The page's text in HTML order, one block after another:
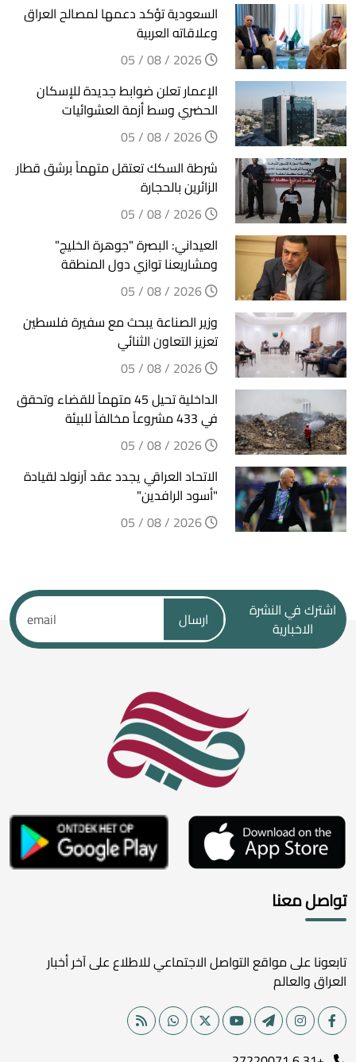
السعودية تؤكد دعمها لمصالح العراق
وعلاقاته العربية
الإعمار تعلن ضوابط جديدة للإسكان
الحضري وسط أزمة العشوائيات
شرطة السكك تعتقل متهماً برشق قطار
الزائرين بالحجارة
العيداني: البصرة "جوهرة الخليج"
ومشاريعنا توازي دول المنطقة
وزير الصناعة يبحث مع سفيرة فلسطين
تعزيز التعاون الثنائي
الداخلية تحيل 45 متهماً للقضاء وتحقق
في 433 مشروعاً مخالفاً للبيئة
الاتحاد العراقي يجدد عقد آرنولد لقيادة
"أسود الرافدين"
اشترك في النشرة
الاخبارية
ارسال
تواصل معنا
تابعونا على مواقع التواصل الاجتماعي للاطلاع على آخر أخبار
العراق والعالم